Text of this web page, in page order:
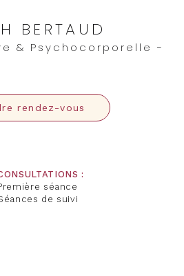
BERTAUD
& Psychocorporelle -
rendez-vous
:
séance
de suivi